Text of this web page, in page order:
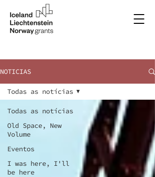
NOTICIAS
Todas as notícias
Old Space, New
Volume
Eventos
I was here, I'll
be here
Todas as notícias